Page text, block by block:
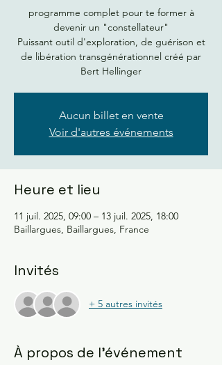
programme complet pour te former à
devenir un "constellateur"
Puissant outil d'exploration, de guérison et
de libération transgénérationnel créé par
Bert Hellinger
Aucun billet en vente
Voir d'autres événements
Heure et lieu
11 juil. 2025, 09:00 – 13 juil. 2025, 18:00
Baillargues, Baillargues, France
Invités
+ 5 autres invités
À propos de l'événement